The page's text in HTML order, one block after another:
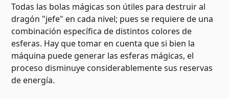
Todas las bolas mágicas son útiles para destruir al
dragón "jefe" en cada nivel; pues se requiere de una
combinación específica de distintos colores de
esferas. Hay que tomar en cuenta que si bien la
máquina puede generar las esferas mágicas, el
proceso disminuye considerablemente sus reservas
de energía.